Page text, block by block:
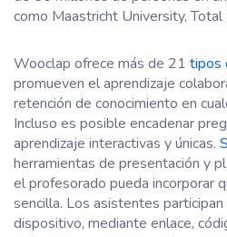
como Maastricht University, Total
Wooclap ofrece más de 21 tipos
promueven el aprendizaje
retención de conocimiento en
Incluso es posible encadenar
aprendizaje interactivas y únicas.
herramientas de presentación y
el profesorado pueda incorporar
sencilla. Los asistentes
dispositivo, mediante enlace,